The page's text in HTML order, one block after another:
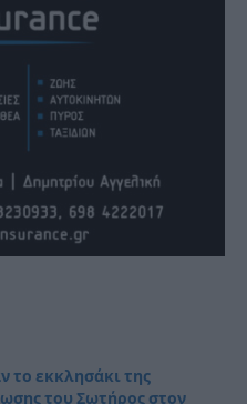
το εκκλησάκι της
του Σωτήρος στον